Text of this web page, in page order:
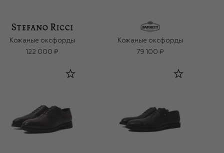
Кожаные оксфорды
122 000 ₽
Кожаные оксфорды
79 100 ₽